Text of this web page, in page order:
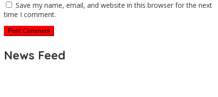
Save my name, email, and website in this browser for the next
time I comment.
News Feed